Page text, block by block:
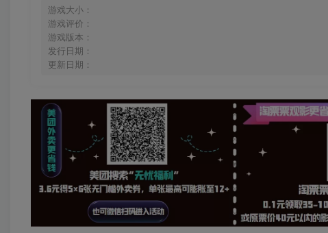
游戏大小：
游戏评价：
游戏版本：
发行日期：
更新日期：